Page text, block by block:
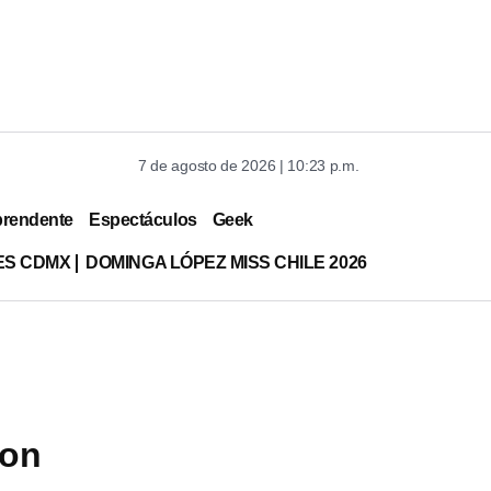
7 de agosto de 2026 | 10:23 p.m.
Espectáculos Geek
CDMX DOMINGA LÓPEZ MISS CHILE 2026